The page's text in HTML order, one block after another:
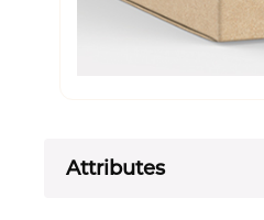
Attributes